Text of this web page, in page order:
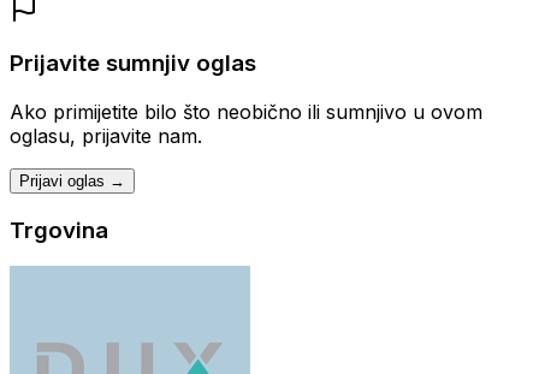
Prijavite sumnjiv oglas
Ako primijetite bilo što neobično ili sumnjivo u ovom
oglasu, prijavite nam.
Prijavi oglas →
Trgovina